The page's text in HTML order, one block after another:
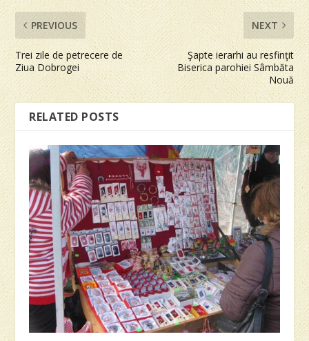
PREVIOUS
Trei zile de petrecere de
Ziua Dobrogei
NEXT
Şapte ierarhi au resfinţit
Biserica parohiei Sâmbăta
Nouă
RELATED POSTS